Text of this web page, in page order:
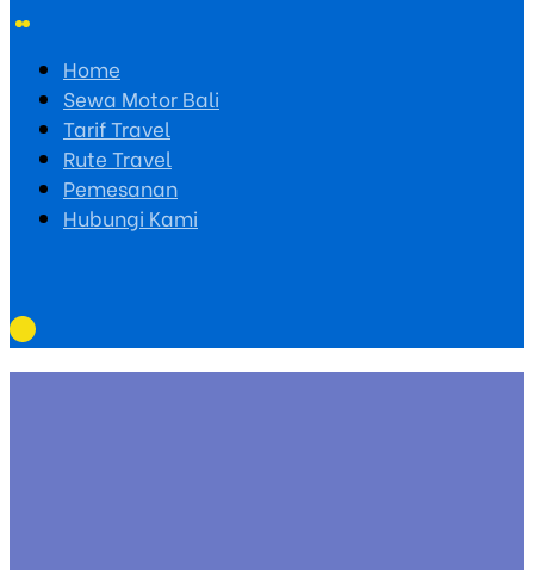
Home
Sewa Motor Bali
Tarif Travel
Rute Travel
Pemesanan
Hubungi Kami